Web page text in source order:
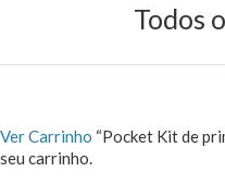
Todos
Ver Carrinho “Pocket Kit de
seu carrinho.